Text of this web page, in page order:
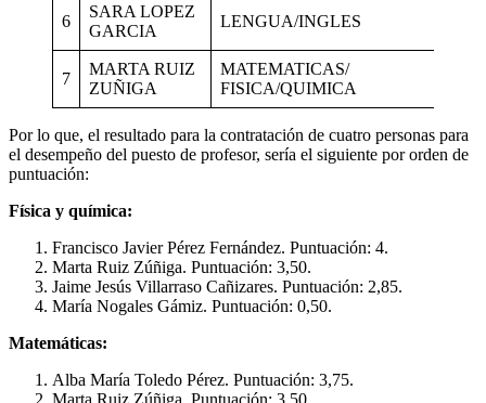
6
SARA LOPEZ
GARCIA
LENGUA/INGLES
7
MARTA RUIZ
ZUÑIGA
MATEMATICAS/
FISICA/QUIMICA
Por lo que, el resultado para la contratación de cuatro personas para
el desempeño del puesto de profesor, sería el siguiente por orden de
puntuación:
Física y química:
Francisco Javier Pérez Fernández. Puntuación: 4.
Marta Ruiz Zúñiga. Puntuación: 3,50.
Jaime Jesús Villarraso Cañizares. Puntuación: 2,85.
María Nogales Gámiz. Puntuación: 0,50.
Matemáticas:
Alba María Toledo Pérez. Puntuación: 3,75.
Marta Ruiz Zúñiga. Puntuación: 3,50.